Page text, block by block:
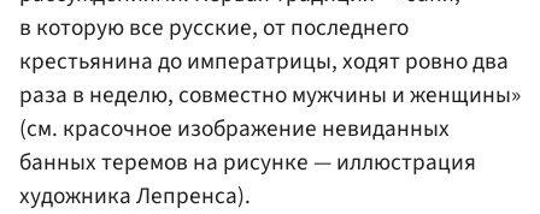
в которую все русские, от последнего
крестьянина до императрицы, ходят ровно два
раза в неделю, совместно мужчины и женщины»
(см. красочное изображение невиданных
банных теремов на рисунке — иллюстрация
художника Лепренса).